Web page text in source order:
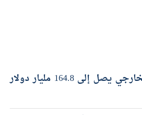
المركزي : الدين الخارجي يصل إلى 164.8 مليار دولار